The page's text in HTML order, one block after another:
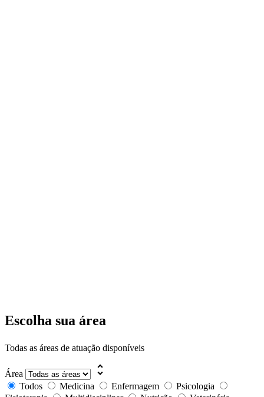
Escolha sua área
Todas as áreas de atuação disponíveis
Área unfold_more
Todos Medicina Enfermagem
Psicologia